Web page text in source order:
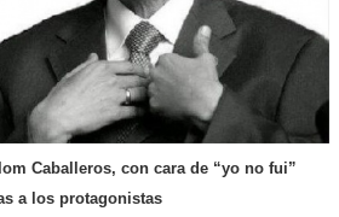
Caballeros, con cara de “yo no fui”
a los protagonistas